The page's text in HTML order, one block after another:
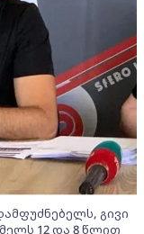
გივი
12 და 8 წლით